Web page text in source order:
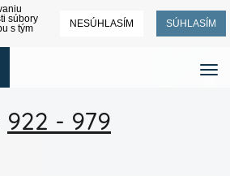
súbory
s tým
NESÚHLASÍM SÚHLASÍM
922 - 979